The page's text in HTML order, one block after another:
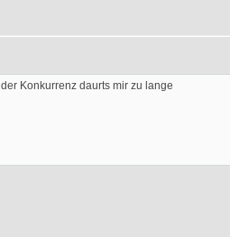
Konkurrenz daurts mir zu lange